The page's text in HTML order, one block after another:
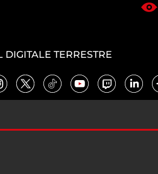
TERRESTRE